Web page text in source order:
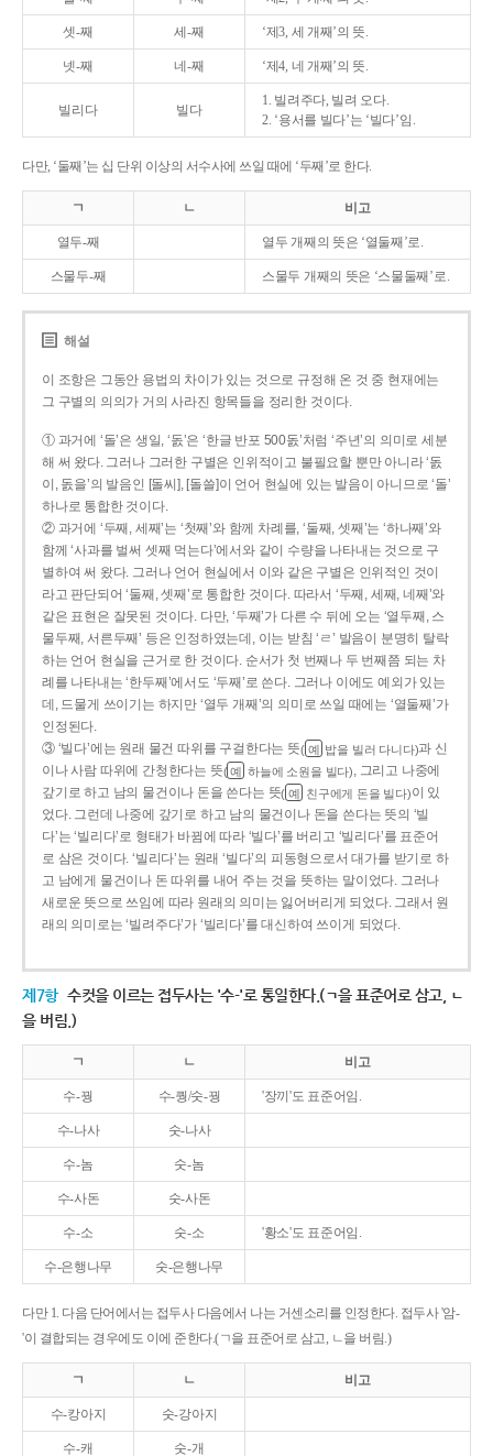
셋-째 세-째 ‘제3, 세 개째’의 뜻.
넷-째 네-째 ‘제4, 네 개째’의 뜻.
빌리다 빌다
1. 빌려주다, 빌려 오다.
2. ‘용서를 빌다’는 ‘빌다’임.
다만, ‘둘째’는 십 단위 이상의 서수사에 쓰일 때에 ‘두째’로 한다.
ㄱ ㄴ 비고
열두-째 열두 개째의 뜻은 ‘열둘째’로.
스물두-째 스물두 개째의 뜻은 ‘스물둘째’로.
해설
이 조항은 그동안 용법의 차이가 있는 것으로 규정해 온 것 중 현재에는
그 구별의 의의가 거의 사라진 항목들을 정리한 것이다.
① 과거에 ‘돌’은 생일, ‘돐’은 ‘한글 반포 500돐’처럼 ‘주년’의 의미로 세분
해 써 왔다. 그러나 그러한 구별은 인위적이고 불필요할 뿐만 아니라 ‘돐
이, 돐을’의 발음인 [돌씨], [돌쓸]이 언어 현실에 있는 발음이 아니므로 ‘돌’
하나로 통합한 것이다.
② 과거에 ‘두째, 세째’는 ‘첫째’와 함께 차례를, ‘둘째, 셋째’는 ‘하나째’와
함께 ‘사과를 벌써 셋째 먹는다’에서와 같이 수량을 나타내는 것으로 구
별하여 써 왔다. 그러나 언어 현실에서 이와 같은 구별은 인위적인 것이
라고 판단되어 ‘둘째, 셋째’로 통합한 것이다. 따라서 ‘두째, 세째, 네째’와
같은 표현은 잘못된 것이다. 다만, ‘두째’가 다른 수 뒤에 오는 ‘열두째, 스
물두째, 서른두째’ 등은 인정하였는데, 이는 받침 ‘ㄹ’ 발음이 분명히 탈락
하는 언어 현실을 근거로 한 것이다. 순서가 첫 번째나 두 번째쯤 되는 차
례를 나타내는 ‘한두째’에서도 ‘두째’로 쓴다. 그러나 이에도 예외가 있는
데, 드물게 쓰이기는 하지만 ‘열두 개째’의 의미로 쓰일 때에는 ‘열둘째’가
인정된다.
③ ‘빌다’에는 원래 물건 따위를 구걸한다는 뜻( 예 밥을 빌러 다니다)과 신
이나 사람 따위에 간청한다는 뜻( 예 하늘에 소원을 빌다), 그리고 나중에
갚기로 하고 남의 물건이나 돈을 쓴다는 뜻( 예 친구에게 돈을 빌다)이 있
었다. 그런데 나중에 갚기로 하고 남의 물건이나 돈을 쓴다는 뜻의 ‘빌
다’는 ‘빌리다’로 형태가 바뀜에 따라 ‘빌다’를 버리고 ‘빌리다’를 표준어
로 삼은 것이다. ‘빌리다’는 원래 ‘빌다’의 피동형으로서 대가를 받기로 하
고 남에게 물건이나 돈 따위를 내어 주는 것을 뜻하는 말이었다. 그러나
새로운 뜻으로 쓰임에 따라 원래의 의미는 잃어버리게 되었다. 그래서 원
래의 의미로는 ‘빌려주다’가 ‘빌리다’를 대신하여 쓰이게 되었다.
제7항 수컷을 이르는 접두사는 '수-'로 통일한다.(ㄱ을 표준어로 삼고, ㄴ
을 버림.)
ㄱ ㄴ 비고
수-꿩 수-퀑/숫-꿩 '장끼'도 표준어임.
수-나사 숫-나사
수-놈 숫-놈
수-사돈 숫-사돈
수-소 숫-소 '황소'도 표준어임.
수-은행나무 숫-은행나무
다만 1. 다음 단어에서는 접두사 다음에서 나는 거센소리를 인정한다. 접두사 '암-
'이 결합되는 경우에도 이에 준한다.(ㄱ을 표준어로 삼고, ㄴ을 버림.)
ㄱ ㄴ 비고
수-캉아지 숫-강아지
수-캐 숫-개